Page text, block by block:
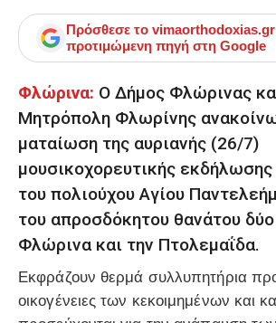
Πρόσθεσε το vimaorthodoxias.gr
προτιμώμενη πηγή στη Google
Φλώρινα: Ο Δήμος Φλώρινας
Μητρόπολη Φλωρίνης
ματαίωση της αυριανής (26/7)
μουσικοχορευτικής εκδήλωσης
του πολιούχου Αγίου
του απροσδόκητου θανάτου
Φλώρινα και την Πτολεμαΐδα.
Εκφράζουν θερμά συλλυπητήρια
οικογένειες των κεκοιμημένων και